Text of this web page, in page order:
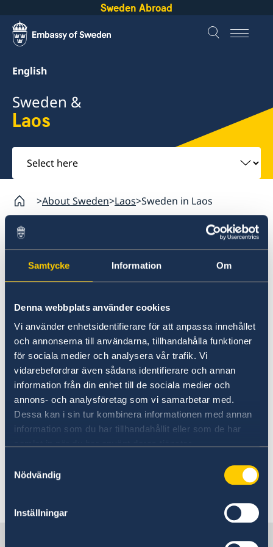
Samtycke Information Om
Denna webbplats använder cookies
Vi använder enhetsidentifierare för att anpassa innehållet
och annonserna till användarna, tillhandahålla funktioner
för sociala medier och analysera vår trafik. Vi
vidarebefordrar även sådana identifierare och annan
information från din enhet till de sociala medier och
annons- och analysföretag som vi samarbetar med.
Dessa kan i sin tur kombinera informationen med annan
information som du har tillhandahållit eller som de har
Nödvändig
Inställningar
Sweden Abroad
English
Sweden &
Laos
Select
here
About Sweden Laos Sweden in Laos
Laos
Sweden in Laos
Going to Sweden?
Visiting Sweden
Moving to someone in Sweden
Working in Sweden
Study in Sweden
Business and trade with Sweden
Sweden in Laos
The Embassy of Sweden in Thailand is
responsible for all Embassy matters
regarding Laos. The Ambassador of
Sweden to Thailand is also accredited
to Laos. Previously, the Embassy had a
section focusing on development
Cooperation based in Vientiane, Laos.
This office was closed on 8 July 2010.
Sweden has now officially open an
Honorary Consulate in Laos the 19th
Sweden in Laos